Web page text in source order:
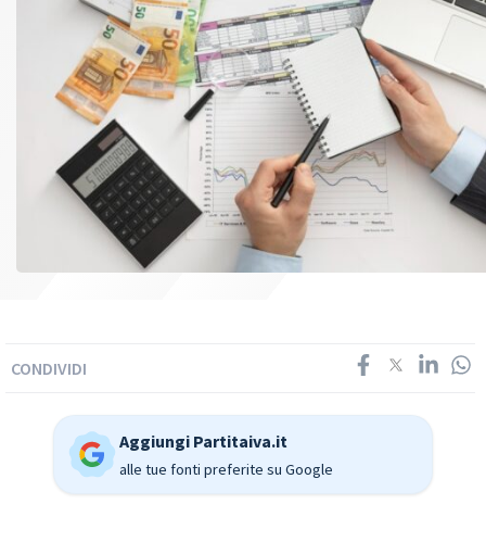
CONDIVIDI
Aggiungi Partitaiva.it
alle tue fonti preferite su Google